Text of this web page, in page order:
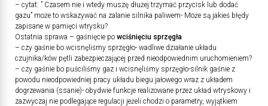
– cytat: ” Czasem nie i wtedy muszę dłużej trzymać przycisk lub dodać
gazu” może to wskazywać na zalanie silnika paliwem- Może są jakieś błędy
zapisane w pamięci wtrysku?
Ostatnia sprawa – gaśnięcie po wciśnięciu sprzęgła
– czy gaśnie bo wcisnęliśmy sprzęgło- wadliwe działanie układu
czujnika/ków pętli zabezpieczającej przed nieodpowiednim uruchomieniem?
– czy gaśnie bo puściliśmy gaz i wcisnęliśmy sprzęgło-silnik gaśnie z
powodu nieodpowiedniej pracy układu biegu jałowego wraz z układem
dogrzewania (ssanie)- obydwie funkcje realizowane przez układ wtryskowy i
zazwyczaj nie podlegające regulacji jeżeli chodzi o parametry, wyjątkiem